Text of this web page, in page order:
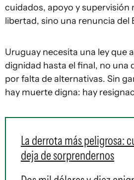
cuidados, apoyo y supervisión
libertad, sino una renuncia del
Uruguay necesita una ley que
dignidad hasta el final, no una
por falta de alternativas. Sin
hay muerte digna: hay
La derrota más peligrosa:
deja de sorprendernos